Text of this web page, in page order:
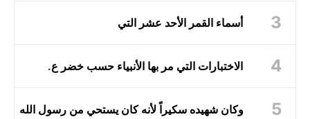
أسماء القمر الأحد عشر التي
الاختبارات التي مر بها الأنبياء حسب خضر ع.
وكان شهيده سكيراً لأنه كان يستحي من رسول الله